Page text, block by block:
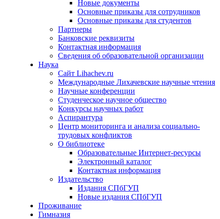
Новые документы
Основные приказы для сотрудников
Основные приказы для студентов
Партнеры
Банковские реквизиты
Контактная информация
Сведения об образовательной организации
Наука
Сайт Lihachev.ru
Международные Лихачевские научные чтения
Научные конференции
Студенческое научное общество
Конкурсы научных работ
Аспирантура
Центр мониторинга и анализа социально-
трудовых конфликтов
О библиотеке
Образовательные Интернет-ресурсы
Электронный каталог
Контактная информация
Издательство
Издания СПбГУП
Новые издания СПбГУП
Проживание
Гимназия